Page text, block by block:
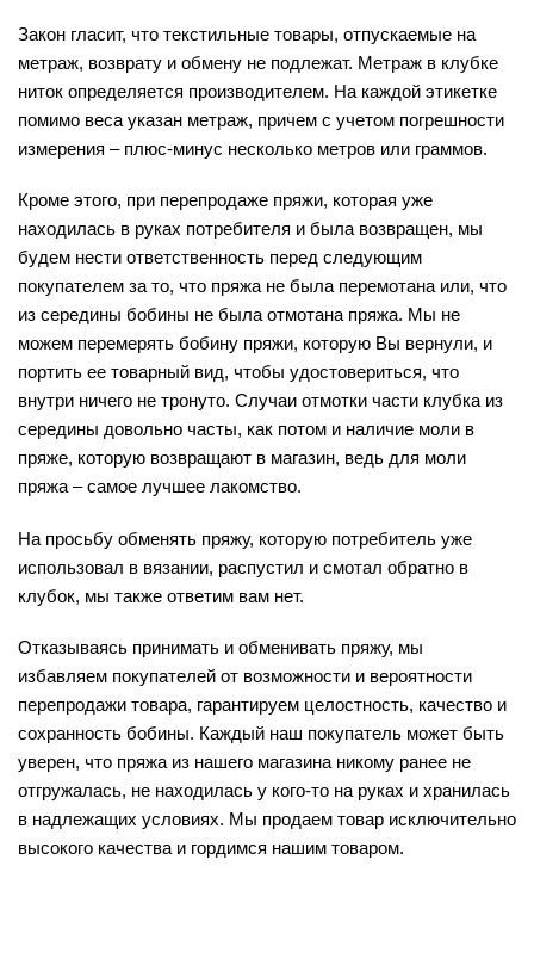
Закон гласит, что текстильные товары, отпускаемые на
метраж, возврату и обмену не подлежат. Метраж в клубке
ниток определяется производителем. На каждой этикетке
помимо веса указан метраж, причем с учетом погрешности
измерения – плюс-минус несколько метров или граммов.
Кроме этого, при перепродаже пряжи, которая уже
находилась в руках потребителя и была возвращен, мы
будем нести ответственность перед следующим
покупателем за то, что пряжа не была перемотана или, что
из середины бобины не была отмотана пряжа. Мы не
можем перемерять бобину пряжи, которую Вы вернули, и
портить ее товарный вид, чтобы удостовериться, что
внутри ничего не тронуто. Случаи отмотки части клубка из
середины довольно часты, как потом и наличие моли в
пряже, которую возвращают в магазин, ведь для моли
пряжа – самое лучшее лакомство.
На просьбу обменять пряжу, которую потребитель уже
использовал в вязании, распустил и смотал обратно в
клубок, мы также ответим вам нет.
Отказываясь принимать и обменивать пряжу, мы
избавляем покупателей от возможности и вероятности
перепродажи товара, гарантируем целостность, качество и
сохранность бобины. Каждый наш покупатель может быть
уверен, что пряжа из нашего магазина никому ранее не
отгружалась, не находилась у кого-то на руках и хранилась
в надлежащих условиях. Мы продаем товар исключительно
высокого качества и гордимся нашим товаром.